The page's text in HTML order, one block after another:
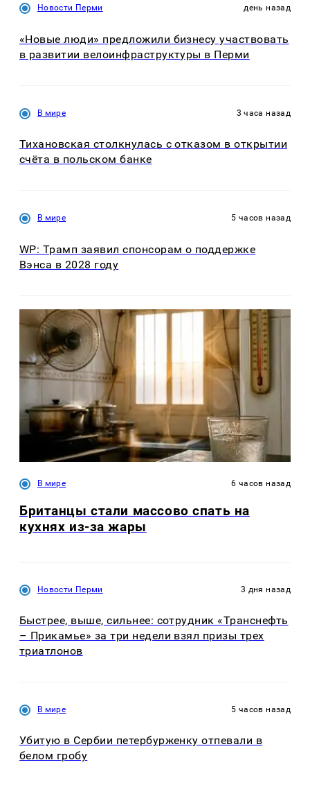
Новости Перми день назад
«Новые люди» предложили бизнесу участвовать
в развитии велоинфраструктуры в Перми
В мире 3 часа назад
Тихановская столкнулась с отказом в открытии
счёта в польском банке
В мире 5 часов назад
WP: Трамп заявил спонсорам о поддержке
Вэнса в 2028 году
В мире 6 часов назад
Британцы стали массово спать на
кухнях из-за жары
Новости Перми 3 дня назад
Быстрее, выше, сильнее: сотрудник «Транснефть
– Прикамье» за три недели взял призы трех
триатлонов
В мире 5 часов назад
Убитую в Сербии петербурженку отпевали в
белом гробу